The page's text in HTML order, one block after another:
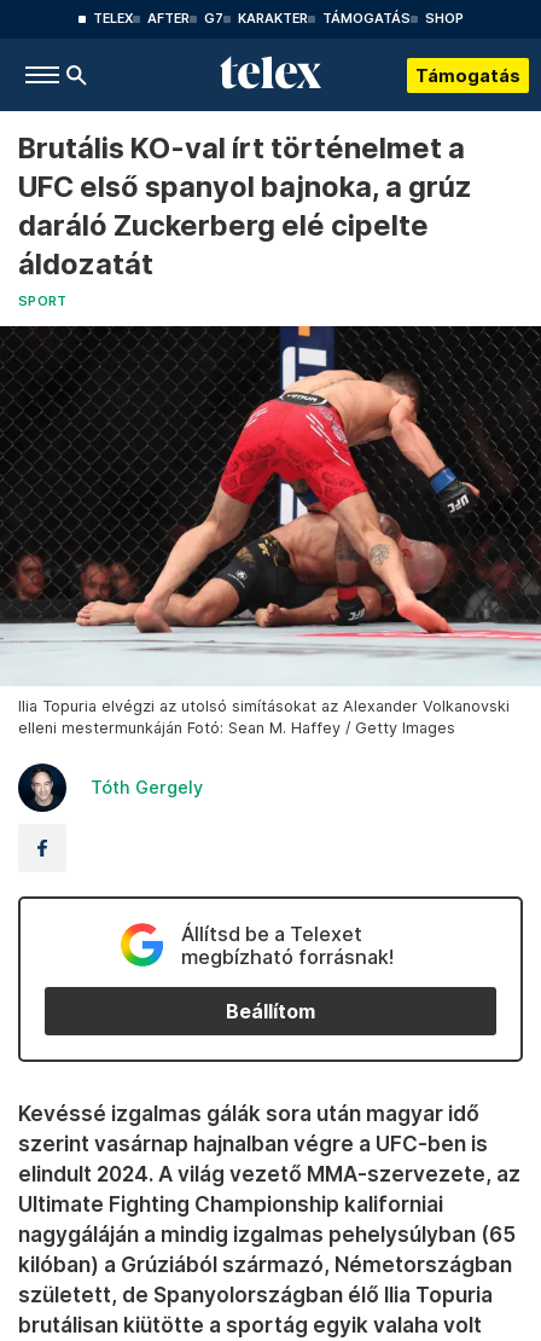
TELEX AFTER G7 KARAKTER TÁMOGATÁS SHOP
Támogatás
Brutális KO-val írt történelmet a
UFC első spanyol bajnoka, a grúz
daráló Zuckerberg elé cipelte
áldozatát
SPORT
Ilia Topuria elvégzi az utolsó simításokat az Alexander Volkanovski
elleni mestermunkáján Fotó: Sean M. Haffey / Getty Images
Tóth Gergely
Állítsd be a Telexet
megbízható forrásnak!
Beállítom
Kevéssé izgalmas gálák sora után magyar idő
szerint vasárnap hajnalban végre a UFC-ben is
elindult 2024. A világ vezető MMA-szervezete, az
Ultimate Fighting Championship kaliforniai
nagygáláján a mindig izgalmas pehelysúlyban (65
kilóban) a Grúziából származó, Németországban
született, de Spanyolországban élő Ilia Topuria
brutálisan kiütötte a sportág egyik valaha volt